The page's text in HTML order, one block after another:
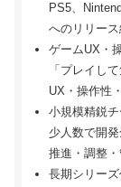
PS5、
へのリリース
ゲームUX・
「プレイし
UX・操作性
小規模精鋭
少人数で開
推進・調整・
長期シリー